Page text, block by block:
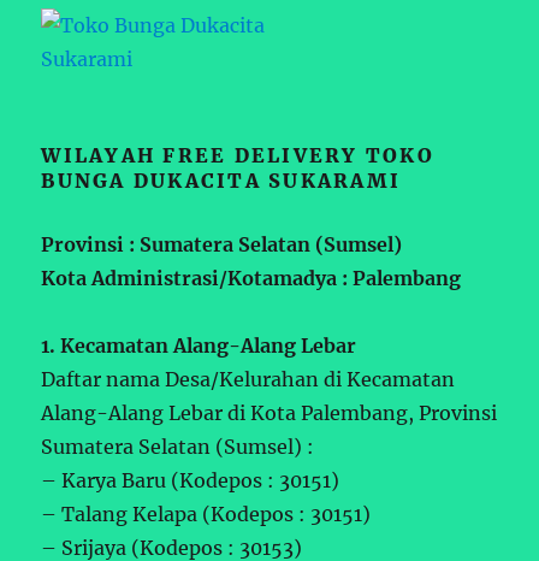
WILAYAH FREE DELIVERY TOKO
BUNGA DUKACITA SUKARAMI
Provinsi : Sumatera Selatan (Sumsel)
Kota Administrasi/Kotamadya : Palembang
1. Kecamatan Alang-Alang Lebar
Daftar nama Desa/Kelurahan di Kecamatan
Alang-Alang Lebar di Kota Palembang, Provinsi
Sumatera Selatan (Sumsel) :
– Karya Baru (Kodepos : 30151)
– Talang Kelapa (Kodepos : 30151)
– Srijaya (Kodepos : 30153)